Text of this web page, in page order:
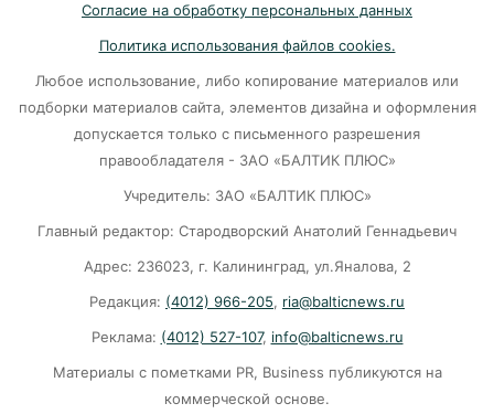
Согласие на обработку персональных данных
Политика использования файлов cookies.
Любое использование, либо копирование материалов или
подборки материалов сайта, элементов дизайна и оформления
допускается только с письменного разрешения
правообладателя - ЗАО «БАЛТИК ПЛЮС»
Учредитель: ЗАО «БАЛТИК ПЛЮС»
Главный редактор: Стародворский Анатолий Геннадьевич
Адрес: 236023, г. Калининград, ул.Яналова, 2
Редакция: (4012) 966-205, ria@balticnews.ru
Реклама: (4012) 527-107, info@balticnews.ru
Материалы с пометками PR, Business публикуются на
коммерческой основе.